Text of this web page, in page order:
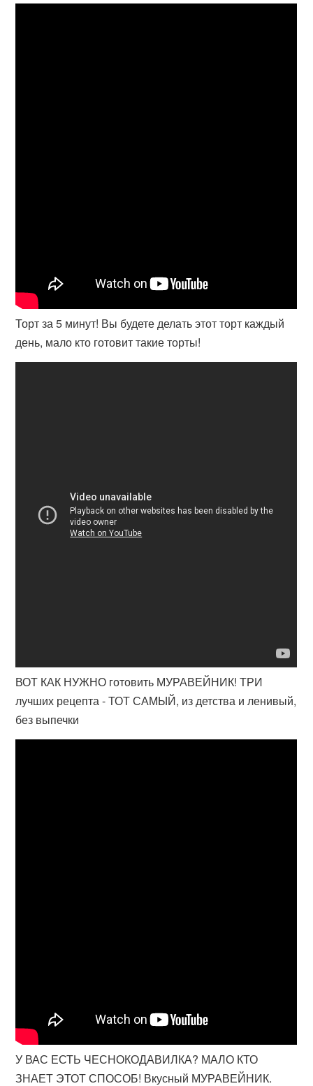
Торт за 5 минут! Вы будете делать этот торт каждый
день, мало кто готовит такие торты!
ВОТ КАК НУЖНО готовить МУРАВЕЙНИК! ТРИ
лучших рецепта - ТОТ САМЫЙ, из детства и ленивый,
без выпечки
У ВАС ЕСТЬ ЧЕСНОКОДАВИЛКА? МАЛО КТО
ЗНАЕТ ЭТОТ СПОСОБ! Вкусный МУРАВЕЙНИК.